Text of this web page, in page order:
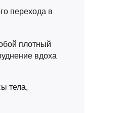
перехода в
плотный
вдоха
тела,